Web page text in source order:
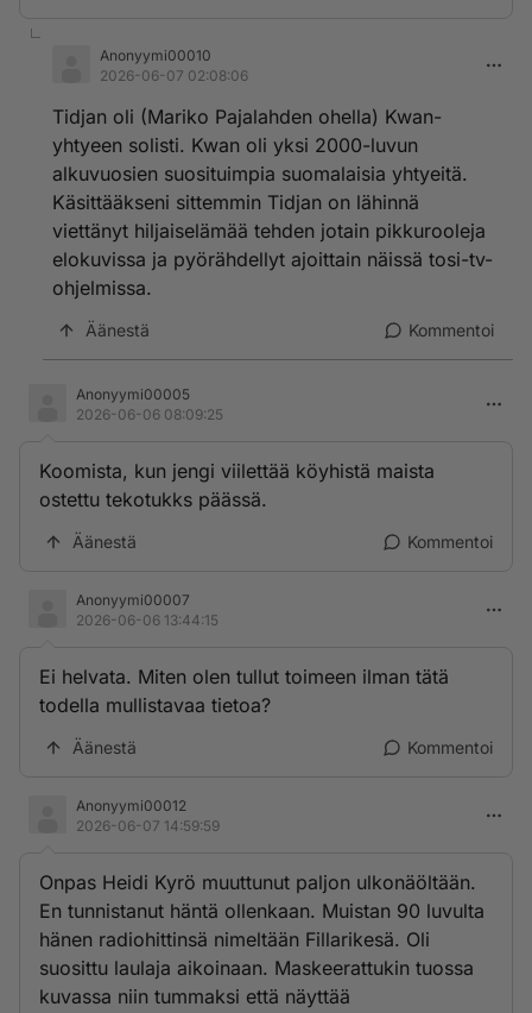
Anonyymi00010
2026-06-07 02:08:06
Tidjan oli (Mariko Pajalahden ohella) Kwan-
yhtyeen solisti. Kwan oli yksi 2000-luvun
alkuvuosien suosituimpia suomalaisia yhtyeitä.
Käsittääkseni sittemmin Tidjan on lähinnä
viettänyt hiljaiselämää tehden jotain pikkurooleja
elokuvissa ja pyörähdellyt ajoittain näissä tosi-tv-
ohjelmissa.
Äänestä Kommentoi
Anonyymi00005
2026-06-06 08:09:25
Koomista, kun jengi viilettää köyhistä maista
ostettu tekotukks päässä.
Äänestä Kommentoi
Anonyymi00007
2026-06-06 13:44:15
Ei helvata. Miten olen tullut toimeen ilman tätä
todella mullistavaa tietoa?
Äänestä Kommentoi
Anonyymi00012
2026-06-07 14:59:59
Onpas Heidi Kyrö muuttunut paljon ulkonäöltään.
En tunnistanut häntä ollenkaan. Muistan 90 luvulta
hänen radiohittinsä nimeltään Fillarikesä. Oli
suosittu laulaja aikoinaan. Maskeerattukin tuossa
kuvassa niin tummaksi että näyttää